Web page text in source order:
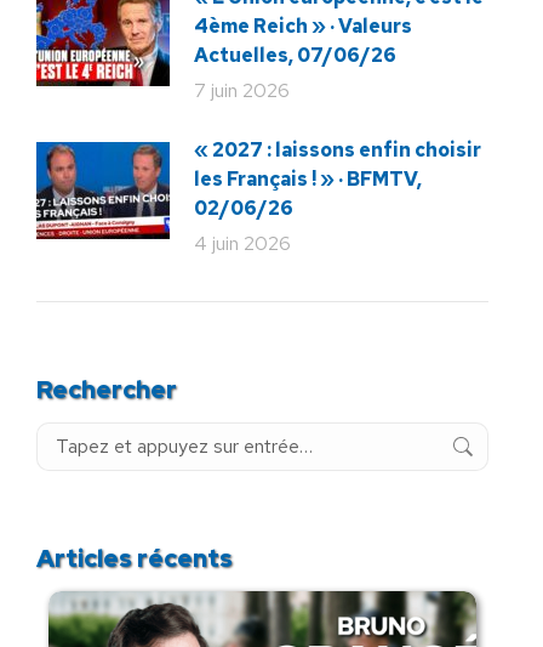
4ème Reich » · Valeurs
Actuelles, 07/06/26
7 juin 2026
« 2027 : laissons enfin choisir
les Français ! » · BFMTV,
02/06/26
4 juin 2026
Rechercher
Recherche
Articles récents